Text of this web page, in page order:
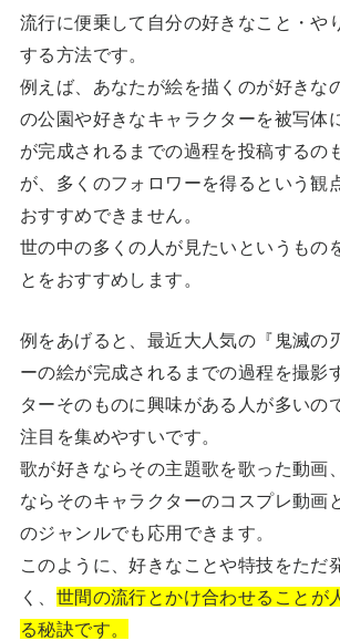
流行に便乗して自分の好きなこと・や
する方法です。
例えば、あなたが絵を描くのが好きな
の公園や好きなキャラクターを被写体
が完成されるまでの過程を投稿するの
が、多くのフォロワーを得るという観
おすすめできません。
世の中の多くの人が見たいというもの
とをおすすめします。
例をあげると、最近大人気の『鬼滅の
ーの絵が完成されるまでの過程を撮影
ターそのものに興味がある人が多いの
注目を集めやすいです。
歌が好きならその主題歌を歌った動画
ならそのキャラクターのコスプレ動画
のジャンルでも応用できます。
このように、好きなことや特技をただ
く、 世間の流行とかけ合わせることが
る秘訣です。